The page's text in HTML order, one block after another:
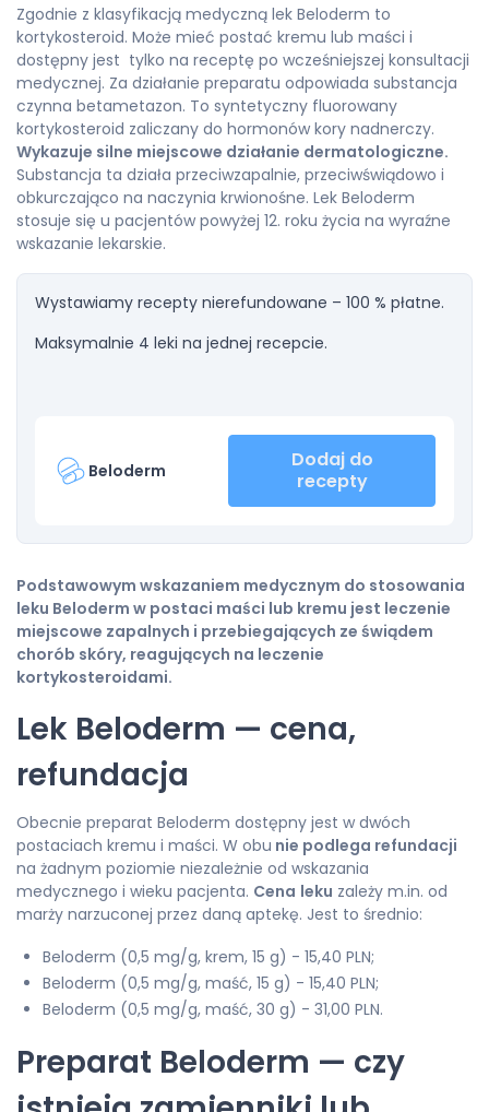
Zgodnie z klasyfikacją medyczną lek Beloderm to
kortykosteroid. Może mieć postać kremu lub maści i
dostępny jest tylko na receptę po wcześniejszej konsultacji
medycznej. Za działanie preparatu odpowiada substancja
czynna betametazon. To syntetyczny fluorowany
kortykosteroid zaliczany do hormonów kory nadnerczy.
Wykazuje silne miejscowe działanie dermatologiczne.
Substancja ta działa przeciwzapalnie, przeciwświądowo i
obkurczająco na naczynia krwionośne. Lek Beloderm
stosuje się u pacjentów powyżej 12. roku życia na wyraźne
wskazanie lekarskie.
Wystawiamy recepty nierefundowane – 100 % płatne.
Maksymalnie 4 leki na jednej recepcie.
Beloderm
Dodaj do
recepty
Podstawowym wskazaniem medycznym do stosowania
leku Beloderm w postaci maści lub kremu jest leczenie
miejscowe zapalnych i przebiegających ze świądem
chorób skóry, reagujących na leczenie
kortykosteroidami.
Lek Beloderm — cena,
refundacja
Obecnie preparat Beloderm dostępny jest w dwóch
postaciach kremu i maści. W obu nie podlega refundacji
na żadnym poziomie niezależnie od wskazania
medycznego i wieku pacjenta. Cena leku zależy m.in. od
marży narzuconej przez daną aptekę. Jest to średnio:
Beloderm (0,5 mg/g, krem, 15 g) - 15,40 PLN;
Beloderm (0,5 mg/g, maść, 15 g) - 15,40 PLN;
Beloderm (0,5 mg/g, maść, 30 g) - 31,00 PLN.
Preparat Beloderm — czy